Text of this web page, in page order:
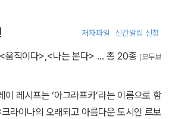
뜻하고 생동감이 넘친다. 여러 가지 다양
을 주는 그림책으로 책 속에 잘라서 사용
저자파일 신간알림 신청
<움직이다>,<나는 본다> … 총 20종 (모두보
레시프는 ‘아그라프카’라는 이름으로 함
라이나의 오래되고 아름다운 도시인 르보